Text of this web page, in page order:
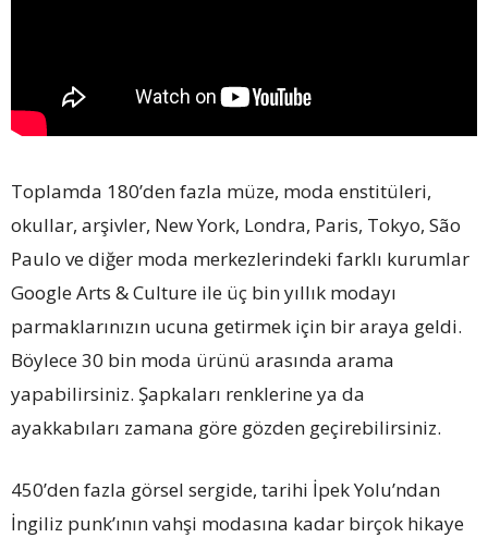
Toplamda 180’den fazla müze, moda enstitüleri,
okullar, arşivler, New York, Londra, Paris, Tokyo, São
Paulo ve diğer moda merkezlerindeki farklı kurumlar
Google Arts & Culture ile üç bin yıllık modayı
parmaklarınızın ucuna getirmek için bir araya geldi.
Böylece 30 bin moda ürünü arasında arama
yapabilirsiniz. Şapkaları renklerine ya da
ayakkabıları zamana göre gözden geçirebilirsiniz.
450’den fazla görsel sergide, tarihi İpek Yolu’ndan
İngiliz punk’ının vahşi modasına kadar birçok hikaye